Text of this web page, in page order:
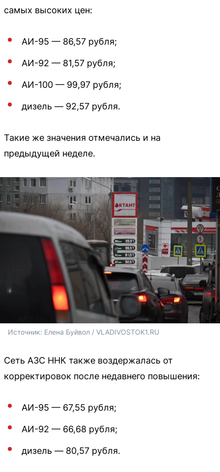
самых высоких цен:
АИ-95 — 86,57 рубля;
АИ-92 — 81,57 рубля;
АИ-100 — 99,97 рубля;
дизель — 92,57 рубля.
Такие же значения отмечались и на
предыдущей неделе.
Источник: Елена Буйвол / VLADIVOSTOK1.RU
Сеть АЗС ННК также воздержалась от
корректировок после недавнего повышения:
АИ-95 — 67,55 рубля;
АИ-92 — 66,68 рубля;
дизель — 80,57 рубля.